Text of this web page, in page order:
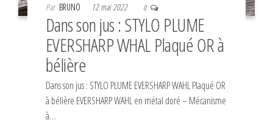
Par BRUNO 12 mai 2022 0
Dans son jus : STYLO PLUME
EVERSHARP WHAL Plaqué OR à
bélière
Dans son jus : STYLO PLUME EVERSHARP WAHL Plaqué OR
à bélière EVERSHARP WAHL en métal doré – Mécanisme
à…